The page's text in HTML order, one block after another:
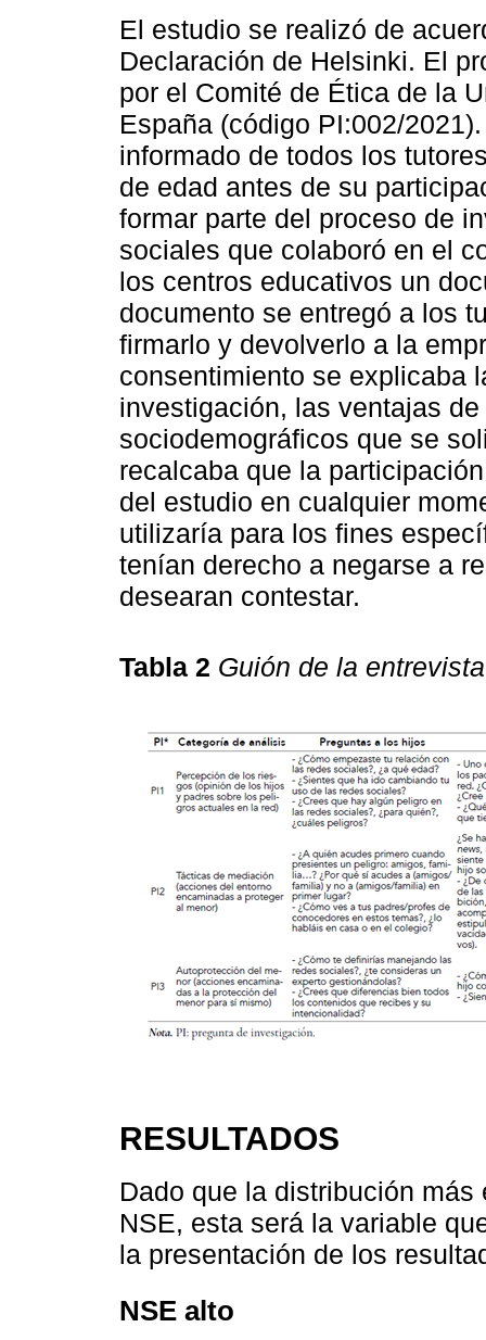
El estudio se realizó de
Declaración de Helsinki. El
por el Comité de Ética de la
España (código PI:002/
informado de todos los
de edad antes de su
formar parte del proceso de
sociales que colaboró en el
los centros educativos un
documento se entregó a los
firmarlo y devolverlo a la
consentimiento se explicaba
investigación, las ventajas
sociodemográficos que se
recalcaba que la
del estudio en cualquier
utilizaría para los fines
tenían derecho a negarse a
desearan contestar.
Tabla 2 Guión de la
RESULTADOS
Dado que la distribución
NSE, esta será la variable
la presentación de los
NSE alto